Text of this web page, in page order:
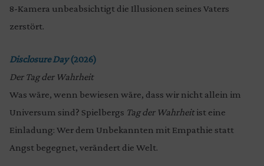
8-Kamera unbeabsichtigt die Illusionen seines Vaters
zerstört.
Disclosure Day(2026)
Der Tag der Wahrheit
Was wäre, wenn bewiesen wäre, dass wir nicht allein im
Universum sind? Spielbergs Tag der Wahrheitist eine
Einladung: Wer dem Unbekannten mit Empathie statt
Angst begegnet, verändert die Welt.